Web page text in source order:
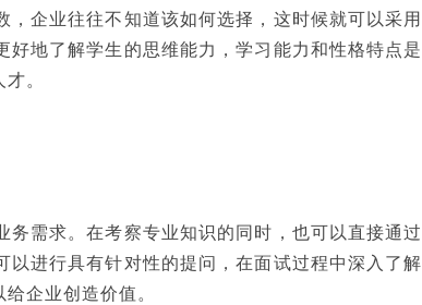
企业往往不知道该如何选择，这时候就可以采用
地了解学生的思维能力，学习能力和性格特点是
。
需求。在考察专业知识的同时，也可以直接通过
进行具有针对性的提问，在面试过程中深入了解
企业创造价值。